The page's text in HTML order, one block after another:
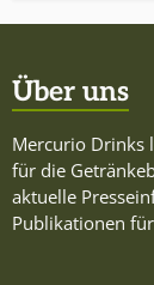
Über uns
Mercurio Drinks
für die
aktuelle
Publikationen